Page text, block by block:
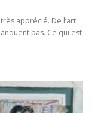
apprécié. De l’art
pas. Ce qui est